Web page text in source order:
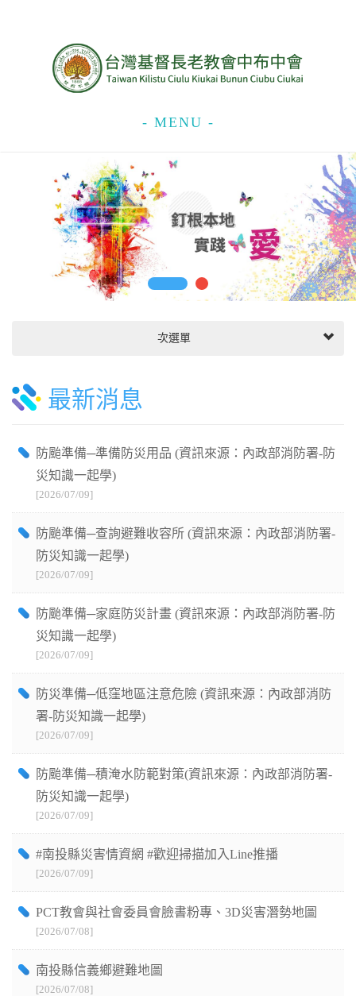
- MENU -
次選單
最新消息
防颱準備─準備防災用品 (資訊來源：內政部消防署-防
災知識一起學)
[2026/07/09]
防颱準備─查詢避難收容所 (資訊來源：內政部消防署-
防災知識一起學)
[2026/07/09]
防颱準備─家庭防災計畫 (資訊來源：內政部消防署-防
災知識一起學)
[2026/07/09]
防災準備─低窪地區注意危險 (資訊來源：內政部消防
署-防災知識一起學)
[2026/07/09]
防颱準備─積淹水防範對策(資訊來源：內政部消防署-
防災知識一起學)
[2026/07/09]
#南投縣災害情資網 #歡迎掃描加入Line推播
[2026/07/09]
PCT教會與社會委員會臉書粉專、3D災害潛勢地圖
[2026/07/08]
南投縣信義鄉避難地圖
[2026/07/08]